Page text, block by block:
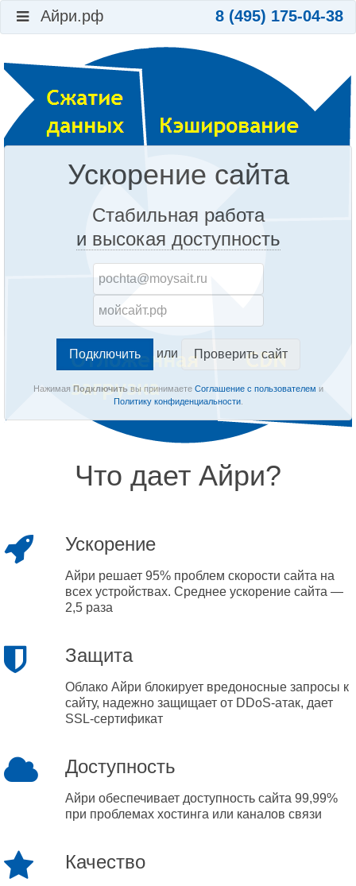
Айри.рф 8 (495) 175-04-38
Ускорение сайта
Стабильная работа
и высокая доступность
или Проверить сайт
Нажимая Подключитьвы принимаете Соглашение с пользователем и
Политику конфиденциальности.
Что дает Айри?
Ускорение
Айри решает 95% проблем скорости сайта на
всех устройствах. Среднее ускорение сайта —
2,5 раза
Защита
Облако Айри блокирует вредоносные запросы к
сайту, надежно защищает от DDoS-атак, дает
SSL-сертификат
Доступность
Айри обеспечивает доступность сайта 99,99%
при проблемах хостинга или каналов связи
Качество